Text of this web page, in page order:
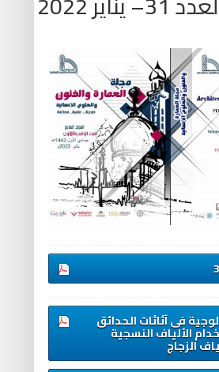
فى آثاثات الحدائق
الألياف النسجية
الزجاج